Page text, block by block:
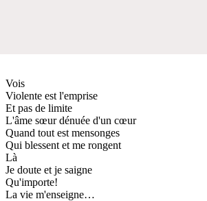
Vois
Violente est l'emprise
Et pas de limite
L'âme sœur dénuée d'un cœur
Quand tout est mensonges
Qui blessent et me rongent
Là
Je doute et je saigne
Qu'importe!
La vie m'enseigne…